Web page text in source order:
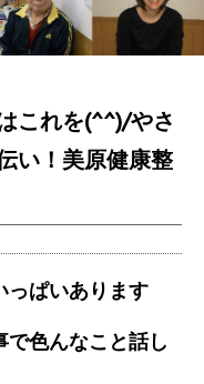
これを(^^)/やさ
い！美原健康整
っぱいあります
色んなこと話し